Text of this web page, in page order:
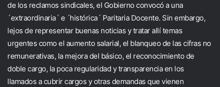
de los reclamos sindicales, el Gobierno convocó a una
´extraordinaria´ e ´histórica´ Paritaria Docente. Sin embargo,
lejos de representar buenas noticias y tratar allí temas
urgentes como el aumento salarial, el blanqueo de las cifras no
remunerativas, la mejora del básico, el reconocimiento de
doble cargo, la poca regularidad y transparencia en los
llamados a cubrir cargos y otras demandas que vienen